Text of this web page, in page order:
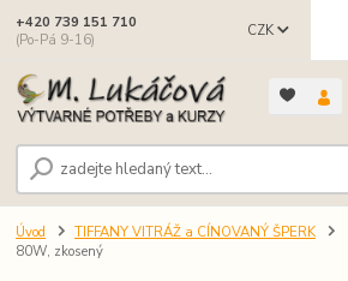
CZK
+420 739 151 710
(Po-Pá 9-16)
Úvod TIFFANY VITRÁŽ a CÍNOVANÝ ŠPERK
80W, zkosený